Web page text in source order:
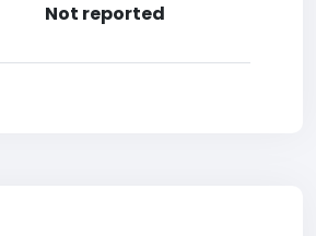
Not reported